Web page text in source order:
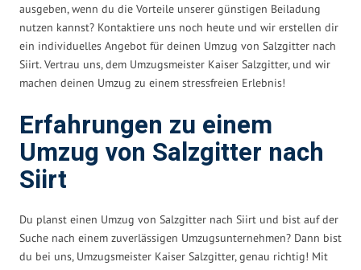
ausgeben, wenn du die Vorteile unserer günstigen Beiladung
nutzen kannst? Kontaktiere uns noch heute und wir erstellen dir
ein individuelles Angebot für deinen Umzug von Salzgitter nach
Siirt. Vertrau uns, dem Umzugsmeister Kaiser Salzgitter, und wir
machen deinen Umzug zu einem stressfreien Erlebnis!
Erfahrungen zu einem
Umzug von Salzgitter nach
Siirt
Du planst einen Umzug von Salzgitter nach Siirt und bist auf der
Suche nach einem zuverlässigen Umzugsunternehmen? Dann bist
du bei uns, Umzugsmeister Kaiser Salzgitter, genau richtig! Mit